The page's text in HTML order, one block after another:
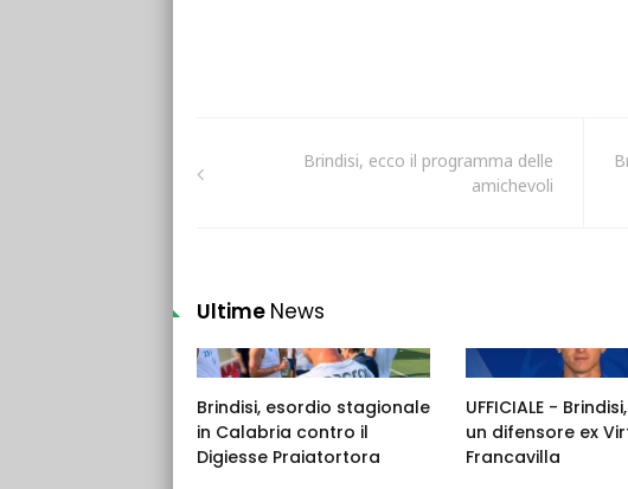
Brindisi, ecco il programma delle
amichevoli
Ultime News
Brindisi, esordio stagionale
in Calabria contro il
Digiesse Praiatortora
UFFICIALE -
un difensore ex
Francavilla